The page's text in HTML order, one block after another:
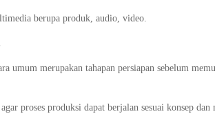
berupa produk, audio, video.
umum merupakan tahapan persiapan sebelum
proses produksi dapat berjalan sesuai konsep